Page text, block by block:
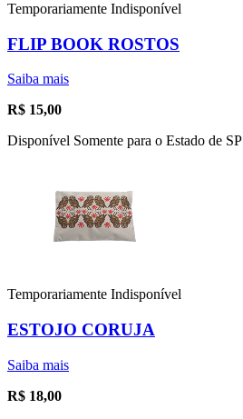
Temporariamente Indisponível
FLIP BOOK ROSTOS
Saiba mais
R$ 15,00
Disponível Somente para o Estado de SP
Temporariamente Indisponível
ESTOJO CORUJA
Saiba mais
R$ 18,00